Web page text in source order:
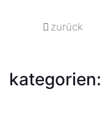
kategorien:
zurück